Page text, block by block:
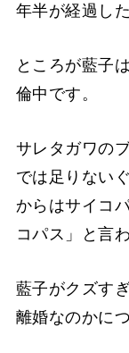
年半が経過し
ところが藍子
倫中です。
サレタガワの
では足りない
からはサイコ
コパス」と言
藍子がクズす
離婚なのかに